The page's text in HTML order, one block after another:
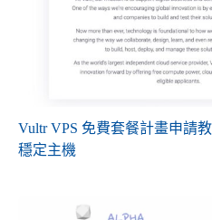
Vultr VPS 免費套餐計畫申請
穩定主機